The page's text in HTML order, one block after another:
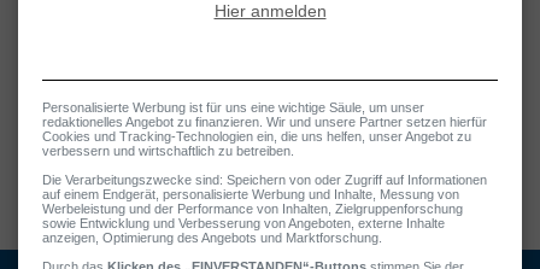
Über uns – behandeln.de
Tatiana Schmid
Sandra Winter